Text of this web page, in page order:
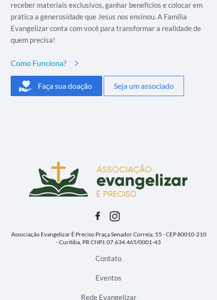
receber materiais exclusivos, ganhar benefícios e colocar em
prática a generosidade que Jesus nos ensinou. A Família
Evangelizar conta com você para transformar a realidade de
quem precisa!
Como Funciona?
Faça sua doação Seja um associado
Associação Evangelizar É PrecisoPraça Senador Correia, 55 - CEP 80010-210
- Curitiba, PRCNPJ: 07.634.465/0001-43
Contato
Eventos
Rede Evangelizar